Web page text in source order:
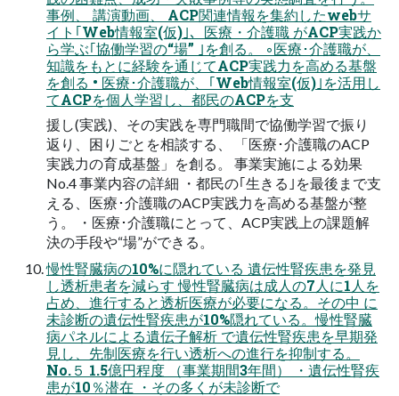
事例、 講演動画、 ACP関連情報を集約したwebサ
イト｢Web情報室(仮)｣、医療・介護職 がACP実践か
ら学ぶ｢協働学習の“場” ｣を創る。 ◦医療･介護職が、
知識をもとに経験を通じてACP実践力を高める基盤
を創る • 医療･介護職が、｢Web情報室(仮)｣を活用し
てACPを個人学習し、都民のACPを支
援し(実践)、その実践を専門職間で協働学習で振り
返り、困りごとを相談する、 「医療･介護職のACP
実践力の育成基盤」を創る。 事業実施による効果
No.4 事業内容の詳細 ・都民の｢生きる｣を最後まで支
える、医療･介護職のACP実践力を高める基盤が整
う。 ・医療･介護職にとって、ACP実践上の課題解
決の手段や“場”ができる。
慢性腎臓病の10%に隠れている 遺伝性腎疾患を発見
し透析患者を減らす 慢性腎臓病は成人の7人に1人を
占め、進行すると透析医療が必要になる。その中 に
未診断の遺伝性腎疾患が10%隠れている。慢性腎臓
病パネルによる遺伝子解析 で遺伝性腎疾患を早期発
見し、先制医療を行い透析への進行を抑制する。
No.５ 1.5億円程度 （事業期間3年間） ・遺伝性腎疾
患が10％潜在 ・その多くが未診断で